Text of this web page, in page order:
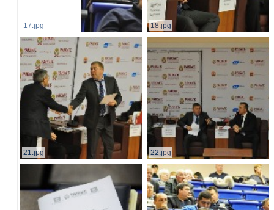
17.jpg 18.jpg
21.jpg 22.jpg